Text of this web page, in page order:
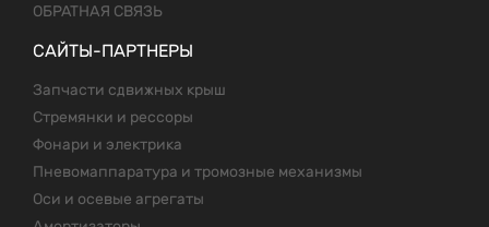
ОБРАТНАЯ СВЯЗЬ
САЙТЫ-ПАРТНЕРЫ
Запчасти сдвижных крыш
Стремянки и рессоры
Фонари и электрика
Пневомаппаратура и тромозные механизмы
Оси и осевые агрегаты